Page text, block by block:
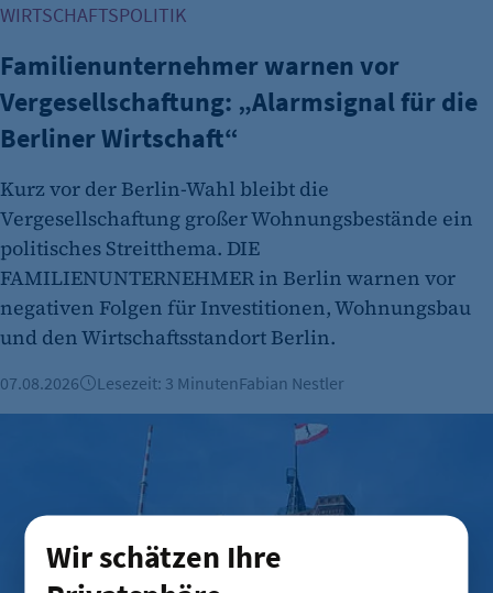
Wir schätzen Ihre
WIRTSCHAFTSPOLITIK
Familienunternehmer warnen vor
Vergesellschaftung: „Alarmsignal für die
Berliner Wirtschaft“
Kurz vor der Berlin-Wahl bleibt die
Vergesellschaftung großer Wohnungsbestände ein
politisches Streitthema. DIE
FAMILIENUNTERNEHMER in Berlin warnen vor
negativen Folgen für Investitionen, Wohnungsbau
und den Wirtschaftsstandort Berlin.
07.08.2026 Lesezeit: 3 MinutenFabian Nestler
Verwaltungsreform: Zuständigkeitskatalog online